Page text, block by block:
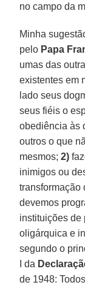
no campo da
Minha
pelo Papa
umas das
existentes em
lado seus
seus fiéis o
obediência às
outros o que
mesmos;2)
inimigos ou
transformação
devemos
instituições de
oligárquica e
segundo o
I da
de 1948: